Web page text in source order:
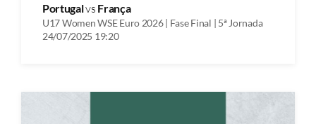
Portugalvs França
U17 Women WSE Euro 2026 | Fase Final | 5ª Jornada
24/07/2025 19:20